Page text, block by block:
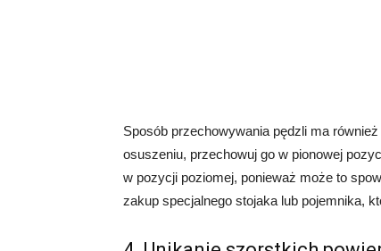
Sposób przechowywania pędzli ma
osuszeniu, przechowuj go w pionowej
w pozycji poziomej, ponieważ może to
zakup specjalnego stojaka lub pojemnika,